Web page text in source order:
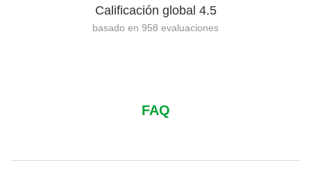
Calificación global 4.5
basado en 958 evaluaciones
FAQ